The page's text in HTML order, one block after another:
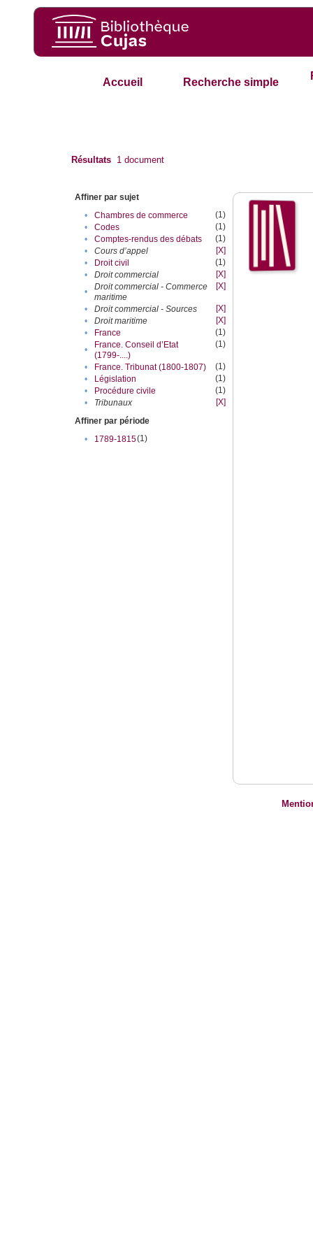
Accueil Recherche simple
Résultats 1 document
Affiner par sujet
•
Chambres de commerce
(1)
•
Codes
(1)
•
Comptes-rendus des débats
(1)
•
Cours d’appel
[X]
•
Droit civil
(1)
•
Droit commercial
[X]
•
Droit commercial - Commerce
maritime
[X]
• Droit commercial - Sources
[X]
•
Droit maritime
[X]
•
France
(1)
•
France. Conseil d’Etat
(1799-....)
(1)
• France. Tribunat (1800-1807)
(1)
•
Législation
(1)
•
Procédure civile
(1)
•
Tribunaux
[X]
Affiner par période
•
1789-1815(1)